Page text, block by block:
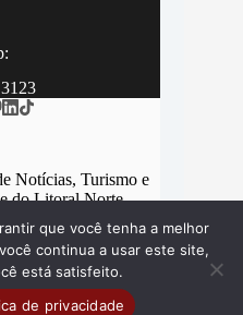
Notícias, Turismo e
do Litoral Norte.
Contato
que você tenha a melhor
continua a usar este site,
está satisfeito.
de privacidade